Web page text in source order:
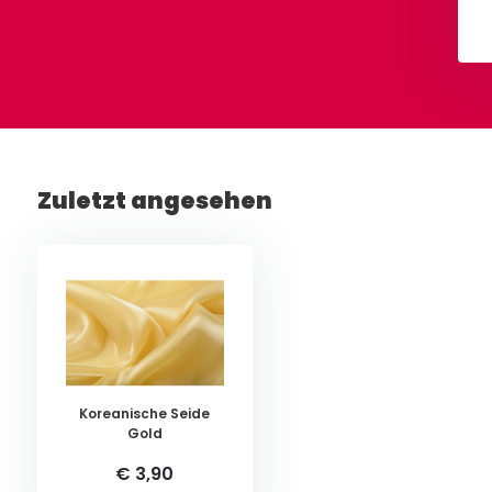
Zuletzt angesehen
Koreanische Seide
Gold
€ 3,90